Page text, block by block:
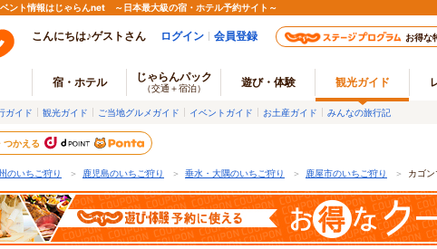
ント情報はじゃらんnet ～日本最大級の宿・ホテル予約サイト～
こんにちは♪ゲストさん ログイン 会員登録 お得な
宿・ホテル じゃらんパック
（交通＋宿泊） 遊び・体験 観光ガイド
ガイド 観光ガイド ご当地グルメガイド イベントガイド お土産ガイド みんなの旅行記
つかえる
のいちご狩り ＞ 鹿児島のいちご狩り ＞ 垂水・大隅のいちご狩り ＞ 鹿屋市のいちご狩り ＞ カゴ